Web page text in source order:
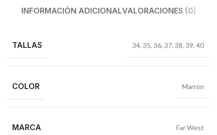
INFORMACIÓN ADICIONALVALORACIONES (0)
TALLAS 34, 35, 36, 37, 38, 39, 40
COLOR Marrón
MARCA Far West